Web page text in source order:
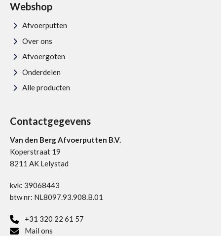
Webshop
Afvoerputten
Over ons
Afvoergoten
Onderdelen
Alle producten
Contactgegevens
Van den Berg Afvoerputten B.V.
Koperstraat 19
8211 AK Lelystad
kvk: 39068443
btw nr: NL8097.93.908.B.01
+31 320 22 61 57
Mail ons